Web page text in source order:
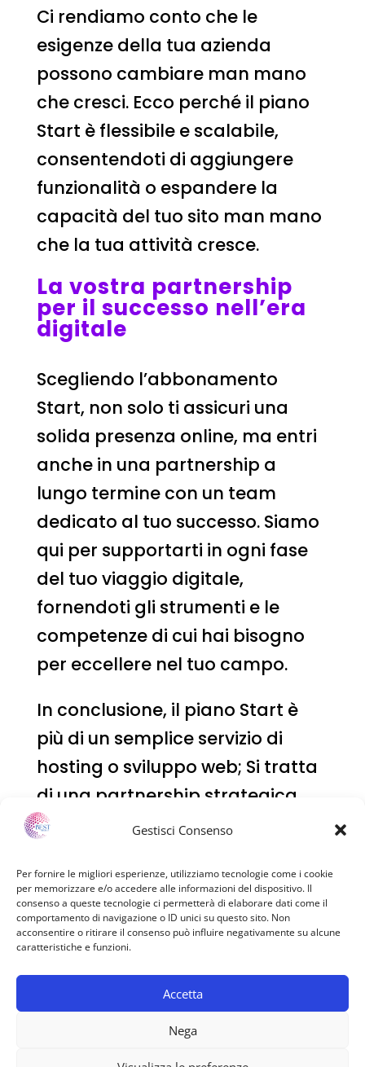
Gestisci Consenso
Per fornire le migliori esperienze, utilizziamo tecnologie come i cookie
per memorizzare e/o accedere alle informazioni del dispositivo. Il
consenso a queste tecnologie ci permetterà di elaborare dati come il
comportamento di navigazione o ID unici su questo sito. Non
acconsentire o ritirare il consenso può influire negativamente su alcune
caratteristiche e funzioni.
Accetta
Nega
Ci rendiamo conto che le
esigenze della tua azienda
possono cambiare man mano
che cresci. Ecco perché il piano
Start è flessibile e scalabile,
consentendoti di aggiungere
funzionalità o espandere la
capacità del tuo sito man mano
che la tua attività cresce.
La vostra partnership
per il successo nell’era
digitale
Scegliendo l’abbonamento
Start, non solo ti assicuri una
solida presenza online, ma entri
anche in una partnership a
lungo termine con un team
dedicato al tuo successo. Siamo
qui per supportarti in ogni fase
del tuo viaggio digitale,
fornendoti gli strumenti e le
competenze di cui hai bisogno
per eccellere nel tuo campo.
In conclusione, il piano Start è
più di un semplice servizio di
hosting o sviluppo web; Si tratta
di una partnership strategica
per liberi professionisti e
costruire e rafforzare la propria
presenza online. Con il tuo
abbonamento Start, sei pronto a
nel mondo digitale.